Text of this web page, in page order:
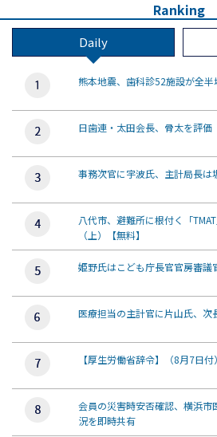
Ranking
Daily
熊本地震、歯科診52施設が全
日歯連・太田会長、骨太を評
事務次官に宇波氏、主計局長
八代市、避難所に根付く「
（上）【無料】
姫野氏はこども庁長官官房審
医療担当の主計官に片山氏、
【厚生労働省辞令】（8月7日付）
会員の災害時安否確認、横浜
況を即時共有